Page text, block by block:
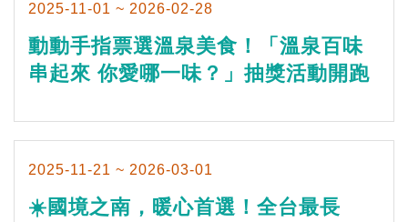
2025-11-01 ~ 2026-02-28
動動手指票選溫泉美食！「溫泉百味
串起來 你愛哪一味？」抽獎活動開跑
2025-11-21 ~ 2026-03-01
☀️國境之南，暖心首選！全台最長